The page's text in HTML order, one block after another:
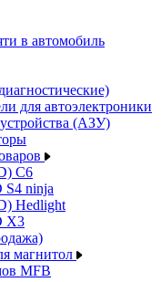
в автомобиль
для автоэлектроники
(АЗУ)
C6
ninja
Hedlight
X3
магнитол
MFB